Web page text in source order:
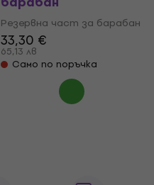
Резервна част за барабан
33,30 €
65,13 лв
Само по поръчка